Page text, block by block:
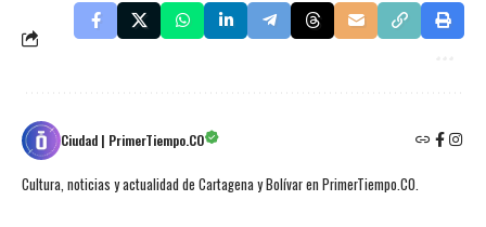
Ciudad | PrimerTiempo.CO
Cultura, noticias y actualidad de Cartagena y Bolívar en PrimerTiempo.CO.